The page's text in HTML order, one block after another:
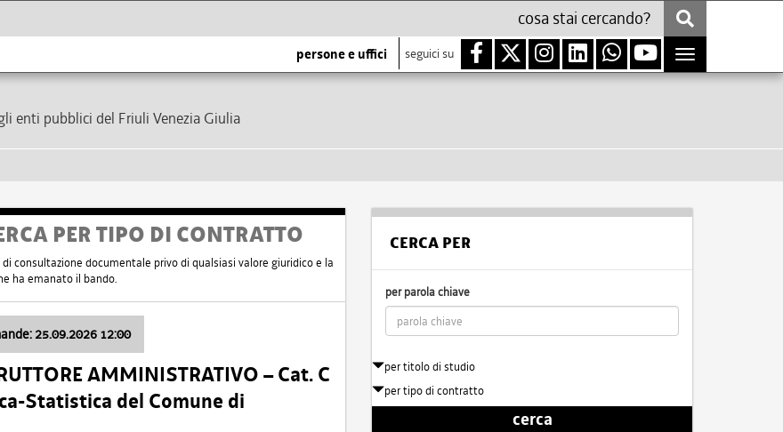
persone e uffici seguici su
Toggle
navigation
enti pubblici del Friuli Venezia Giulia
PER TIPO DI CONTRATTO
consultazione documentale privo di qualsiasi valore giuridico e la
ha emanato il bando.
25.09.2026 12:00
AMMINISTRATIVO – Cat. C
Statistica del Comune di
CERCA PER
per parola chiave
per titolo di studio
per tipo di contratto
cerca